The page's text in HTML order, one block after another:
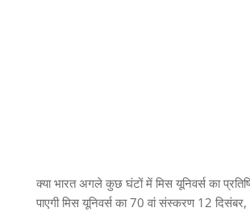
क्या भारत अगले कुछ घंटों में मिस यूनिवर्स का
पाएगी मिस यूनिवर्स का 70 वां संस्करण 12